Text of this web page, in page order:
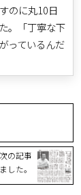
のに丸10日
。「丁寧な下
っているんだ
次の記事
した。